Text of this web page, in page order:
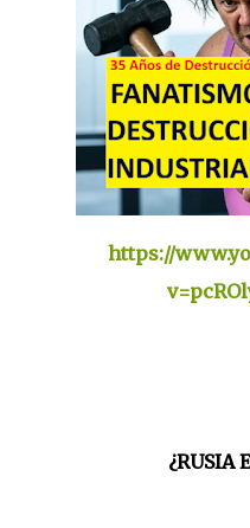
https://
¿RUSIA